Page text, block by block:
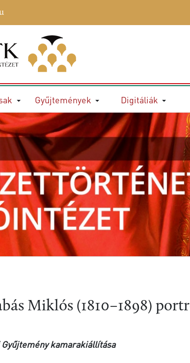
Gyűjtemények Digitáliák
Miklós (1810–1898)
kamarakiállítása